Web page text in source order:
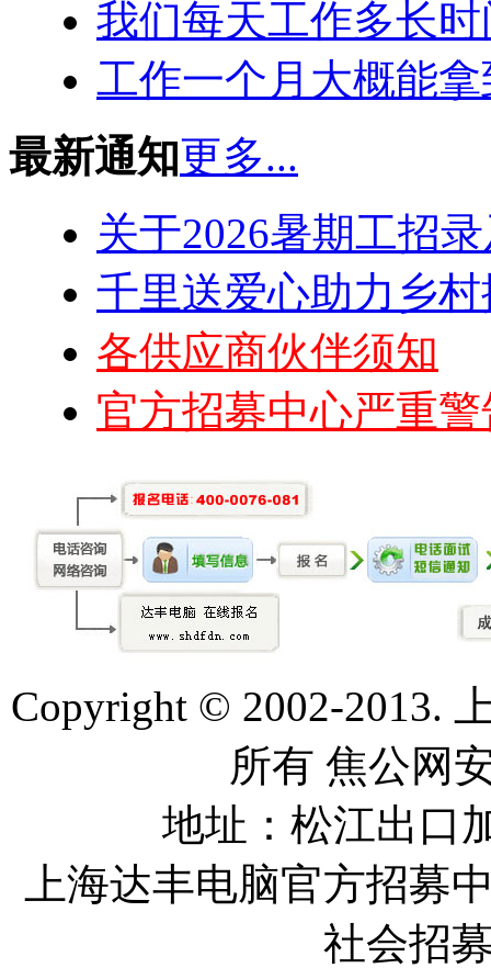
我们每天工作多长时
工作一个月大概能
最新通知更多...
关于2026暑期工招
千里送爱心助力乡
各供应商伙伴须知
官方招募中心严重警
Copyright © 2002-2013.
所有 焦公网
地址：松江出口
上海达丰电脑官方招募
社会招